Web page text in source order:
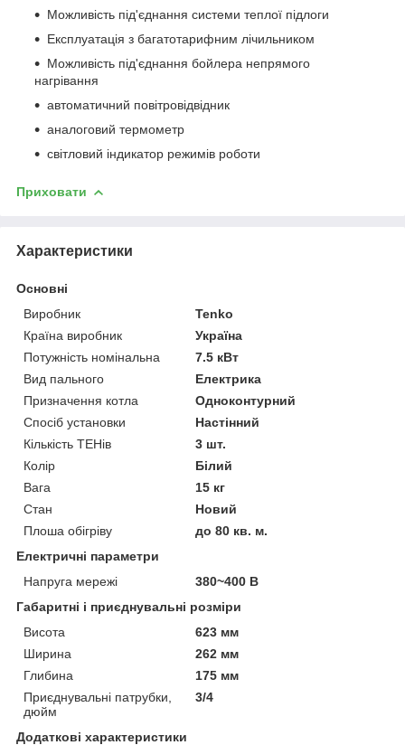
Можливість під'єднання системи теплої підлоги
Експлуатація з багатотарифним лічильником
Можливість під'єднання бойлера непрямого
нагрівання
автоматичний повітровідвідник
аналоговий термометр
світловий індикатор режимів роботи
Приховати
Характеристики
Основні
Виробник
Tenko
Країна виробник
Україна
Потужність номінальна
7.5 кВт
Вид пального
Електрика
Призначення котла
Одноконтурний
Спосіб установки
Настінний
Кількість ТЕНів
3 шт.
Колір
Білий
Вага
15 кг
Стан
Новий
Плоша обігріву
до 80 кв. м.
Електричні параметри
Напруга мережі
380~400 В
Габаритні і приєднувальні розміри
Висота
623 мм
Ширина
262 мм
Глибина
175 мм
Приєднувальні патрубки,
дюйм
3/4
Додаткові характеристики